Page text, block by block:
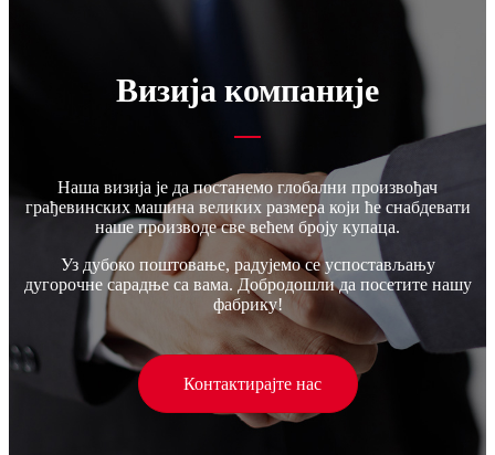
Визија компаније
Наша визија је да постанемо глобални произвођач
грађевинских машина великих размера који ће снабдевати
наше производе све већем броју купаца.
Уз дубоко поштовање, радујемо се успостављању
дугорочне сарадње са вама. Добродошли да посетите нашу
фабрику!
Контактирајте нас